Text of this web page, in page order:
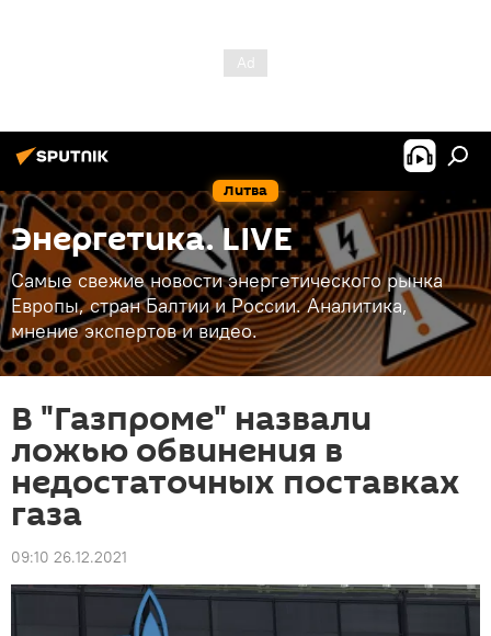
Литва
Энергетика. LIVE
Самые свежие новости энергетического рынка
Европы, стран Балтии и России. Аналитика,
мнение экспертов и видео.
В "Газпроме" назвали
ложью обвинения в
недостаточных поставках
газа
09:10 26.12.2021